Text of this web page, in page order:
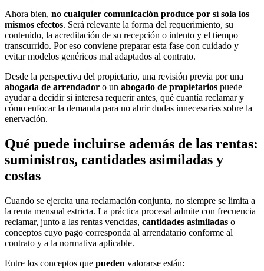
Ahora bien, no cualquier comunicación produce por sí sola los
mismos efectos. Será relevante la forma del requerimiento, su
contenido, la acreditación de su recepción o intento y el tiempo
transcurrido. Por eso conviene preparar esta fase con cuidado y
evitar modelos genéricos mal adaptados al contrato.
Desde la perspectiva del propietario, una revisión previa por una
abogada de arrendador o un abogado de propietarios puede
ayudar a decidir si interesa requerir antes, qué cuantía reclamar y
cómo enfocar la demanda para no abrir dudas innecesarias sobre la
enervación.
Qué puede incluirse además de las rentas:
suministros, cantidades asimiladas y
costas
Cuando se ejercita una reclamación conjunta, no siempre se limita a
la renta mensual estricta. La práctica procesal admite con frecuencia
reclamar, junto a las rentas vencidas, cantidades asimiladas o
conceptos cuyo pago corresponda al arrendatario conforme al
contrato y a la normativa aplicable.
Entre los conceptos que pueden valorarse están: